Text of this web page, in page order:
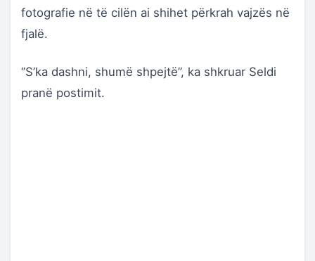
fotografie në të cilën ai shihet përkrah vajzës në
fjalë.
‘’S’ka dashni, shumë shpejtë’’, ka shkruar Seldi
pranë postimit.